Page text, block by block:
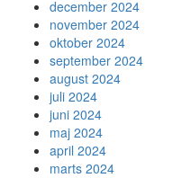
december 2024
november 2024
oktober 2024
september 2024
august 2024
juli 2024
juni 2024
maj 2024
april 2024
marts 2024